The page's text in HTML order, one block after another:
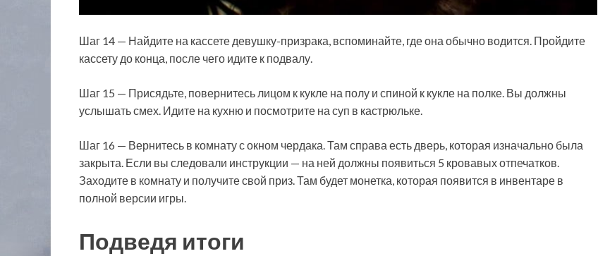
Шаг 14 — Найдите на кассете девушку-призрака, вспоминайте, где она обычно водится. Пройдите
кассету до конца, после чего идите к подвалу.
Шаг 15 — Присядьте, повернитесь лицом к кукле на полу и спиной к кукле на полке. Вы должны
услышать смех. Идите на кухню и посмотрите на суп в кастрюльке.
Шаг 16 — Вернитесь в комнату с окном чердака. Там справа есть дверь, которая изначально была
закрыта. Если вы следовали инструкции — на ней должны появиться 5 кровавых отпечатков.
Заходите в комнату и получите свой приз. Там будет монетка, которая появится в инвентаре в
полной версии игры.
Подведя итоги